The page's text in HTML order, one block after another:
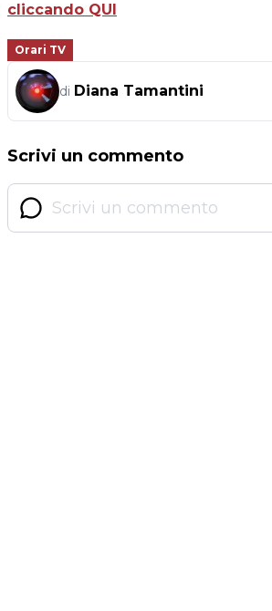
cliccando QUI
Orari TV
di Diana Tamantini
Scrivi un commento